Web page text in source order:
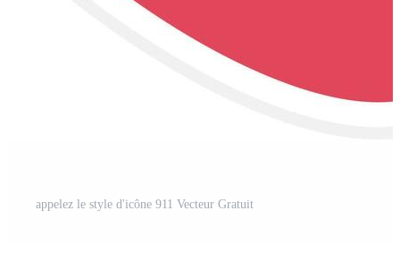
appelez le style d'icône 911 Vecteur Gratuit